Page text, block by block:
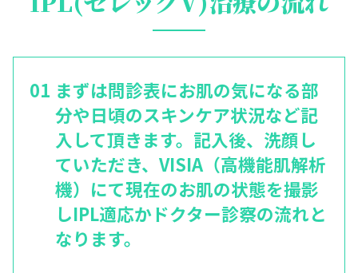
まずは問診表にお肌の気になる部
分や日頃のスキンケア状況など記
入して頂きます。記入後、洗顔し
ていただき、VISIA（高機能肌解析
機）にて現在のお肌の状態を撮影
しIPL適応かドクター診察の流れと
なります。